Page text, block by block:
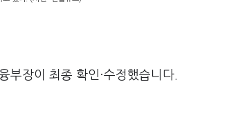
부장이 최종 확인·수정했습니다.